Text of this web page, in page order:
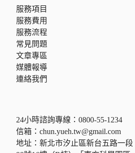
服務項目
服務費用
服務流程
常見問題
文章專區
媒體報導
連絡我們
24小時諮詢專線： 0800-55-1234
信箱： chun.yueh.tw@gmail.com
地址：新北市汐止區新台五路一段